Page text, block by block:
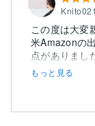
この度は大変
米Amazonの
点がありまし
もっと見る